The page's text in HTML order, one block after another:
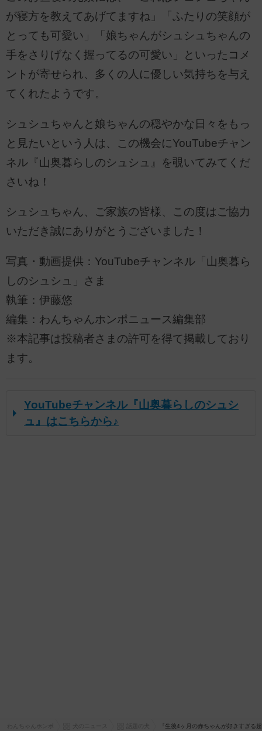
が寝方を教えてあげてますね」「ふたりの笑顔が
とっても可愛い」「娘ちゃんがシュシュちゃんの
手をさりげなく握ってるの可愛い」といったコメ
ントが寄せられ、多くの人に優しい気持ちを与え
てくれたようです。
シュシュちゃんと娘ちゃんの穏やかな日々をもっ
と見たいという人は、この機会にYouTubeチャン
ネル『山奥暮らしのシュシュ』を覗いてみてくだ
さいね！
シュシュちゃん、ご家族の皆様、この度はご協力
いただき誠にありがとうございました！
写真・動画提供：YouTubeチャンネル「山奥暮ら
しのシュシュ」さま
執筆：伊藤悠
編集：わんちゃんホンポニュース編集部
※本記事は投稿者さまの許可を得て掲載しており
ます。
YouTubeチャンネル『山奥暮らしのシュシ
ュ』はこちらから♪
『生後4ヶ月の赤ちゃんが好きすぎ